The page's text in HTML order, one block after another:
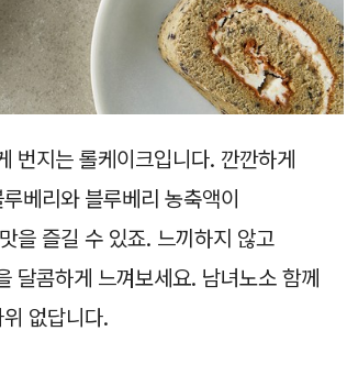
번지는 롤케이크입니다. 깐깐하게
베리와 블루베리 농축액이
을 즐길 수 있죠. 느끼하지 않고
달콤하게 느껴보세요. 남녀노소 함께
없답니다.